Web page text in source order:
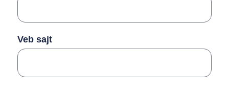
Veb sajt